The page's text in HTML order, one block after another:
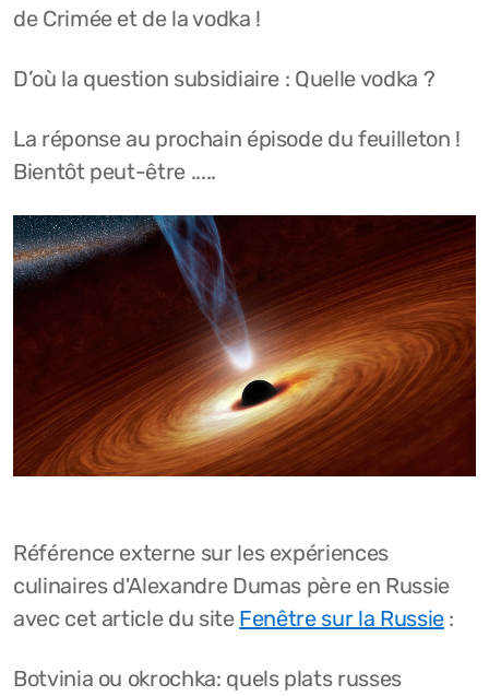
de Crimée et de la vodka !
D’où la question subsidiaire : Quelle vodka ?
La réponse au prochain épisode du feuilleton !
Bientôt peut-être .....
Référence externe sur les expériences
culinaires d'Alexandre Dumas père en Russie
avec cet article du site Fenêtre sur la Russie:
Botvinia ou okrochka: quels plats russes